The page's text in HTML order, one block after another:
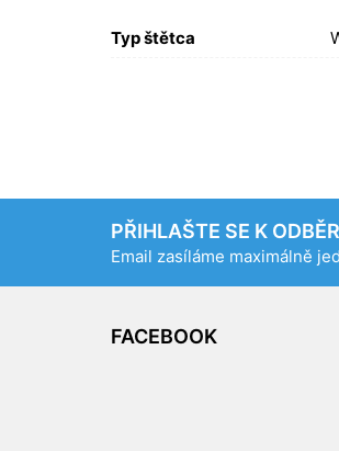
Typ štětca
PŘIHLAŠTE SE K
Email zasíláme maximálně
FACEBOOK